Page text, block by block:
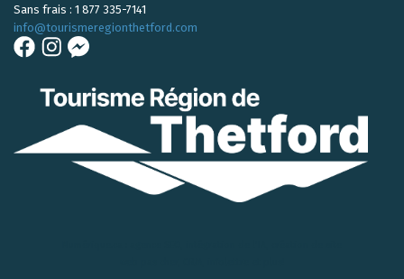
Sans frais : 1 877 335-7141
info@tourismeregionthetford.com